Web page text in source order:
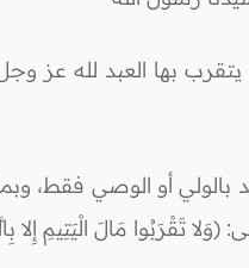
بها العبد لله عز
تَقْرَبُوا مَالَ الْيَتِيمِ إِلا